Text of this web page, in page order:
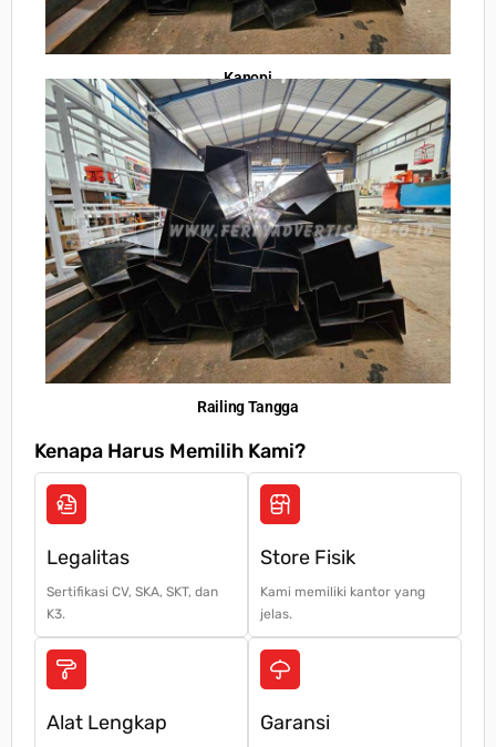
Kanopi
Railing Tangga
Kenapa Harus Memilih Kami?
Legalitas
Sertifikasi CV, SKA, SKT, dan
K3.
Store Fisik
Kami memiliki kantor yang
jelas.
Alat Lengkap Garansi